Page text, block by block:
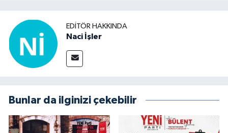
EDITÖR HAKKINDA
Naci İşler
Bunlar da ilginizi çekebilir